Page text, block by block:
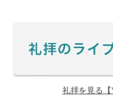
礼拝を見る【